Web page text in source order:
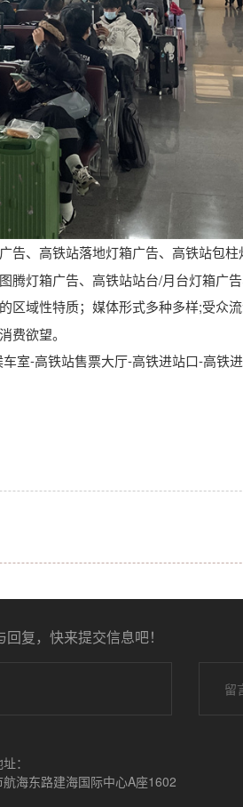
告、高铁站落地灯箱广告、高铁站包
灯箱广告、高铁站站台/月台灯箱广告
区域性特质；媒体形式多种多样;受众
费欲望。
室-高铁站售票大厅-高铁进站口-高铁
复，快来提交信息吧！
：
海东路建海国际中心A座1602